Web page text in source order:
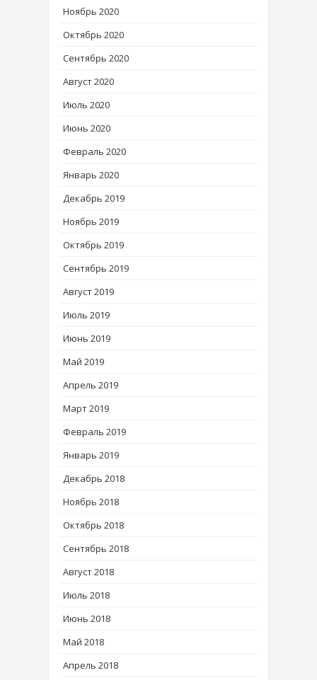
Ноябрь 2020
Октябрь 2020
Сентябрь 2020
Август 2020
Июль 2020
Июнь 2020
Февраль 2020
Январь 2020
Декабрь 2019
Ноябрь 2019
Октябрь 2019
Сентябрь 2019
Август 2019
Июль 2019
Июнь 2019
Май 2019
Апрель 2019
Март 2019
Февраль 2019
Январь 2019
Декабрь 2018
Ноябрь 2018
Октябрь 2018
Сентябрь 2018
Август 2018
Июль 2018
Июнь 2018
Май 2018
Апрель 2018